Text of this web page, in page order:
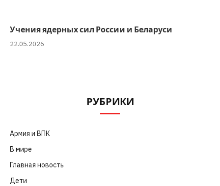
Учения ядерных сил России и Беларуси
22.05.2026
РУБРИКИ
Армия и ВПК
В мире
Главная новость
Дети